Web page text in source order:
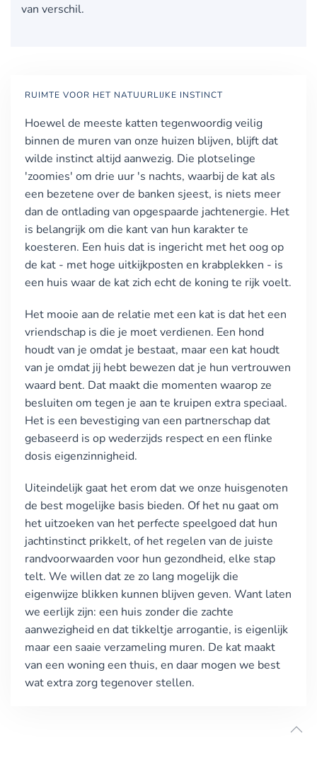
van verschil.
RUIMTE VOOR HET NATUURLIJKE INSTINCT
Hoewel de meeste katten tegenwoordig veilig
binnen de muren van onze huizen blijven, blijft dat
wilde instinct altijd aanwezig. Die plotselinge
'zoomies' om drie uur 's nachts, waarbij de kat als
een bezetene over de banken sjeest, is niets meer
dan de ontlading van opgespaarde jachtenergie. Het
is belangrijk om die kant van hun karakter te
koesteren. Een huis dat is ingericht met het oog op
de kat - met hoge uitkijkposten en krabplekken - is
een huis waar de kat zich echt de koning te rijk voelt.
Het mooie aan de relatie met een kat is dat het een
vriendschap is die je moet verdienen. Een hond
houdt van je omdat je bestaat, maar een kat houdt
van je omdat jij hebt bewezen dat je hun vertrouwen
waard bent. Dat maakt die momenten waarop ze
besluiten om tegen je aan te kruipen extra speciaal.
Het is een bevestiging van een partnerschap dat
gebaseerd is op wederzijds respect en een flinke
dosis eigenzinnigheid.
Uiteindelijk gaat het erom dat we onze huisgenoten
de best mogelijke basis bieden. Of het nu gaat om
het uitzoeken van het perfecte speelgoed dat hun
jachtinstinct prikkelt, of het regelen van de juiste
randvoorwaarden voor hun gezondheid, elke stap
telt. We willen dat ze zo lang mogelijk die
eigenwijze blikken kunnen blijven geven. Want laten
we eerlijk zijn: een huis zonder die zachte
aanwezigheid en dat tikkeltje arrogantie, is eigenlijk
maar een saaie verzameling muren. De kat maakt
van een woning een thuis, en daar mogen we best
wat extra zorg tegenover stellen.